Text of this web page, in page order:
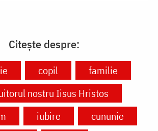
Citește despre:
copil
familie
nostru Iisus Hristos
iubire
cununie